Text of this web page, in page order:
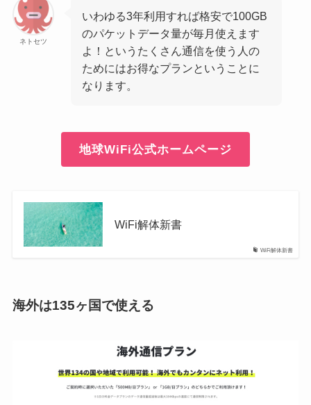
ネトセツ
いわゆる3年利用すれば格安で100GB
のパケットデータ量が毎月使えます
よ！というたくさん通信を使う人の
ためにはお得なプランということに
なります。
地球WiFi公式ホームページ
WiFi解体新書
WiFi解体新書
海外は135ヶ国で使える